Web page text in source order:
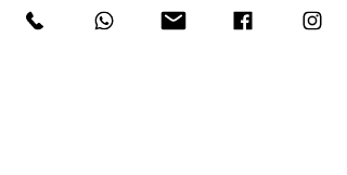
印尼書藝協會書法线上展: